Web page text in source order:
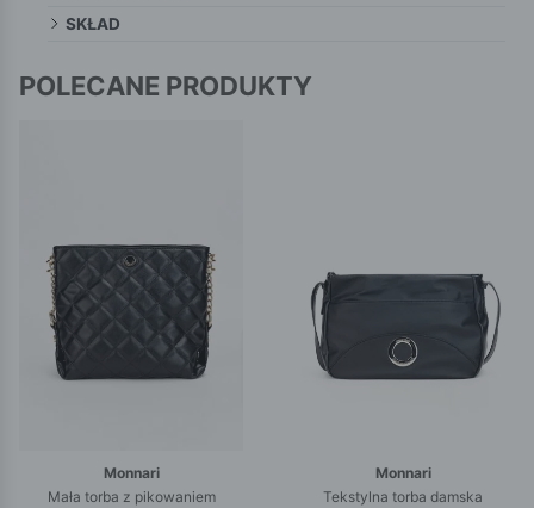
SKŁAD
POLECANE PRODUKTY
Monnari
Mała torba z pikowaniem
Monnari
Tekstylna torba damska